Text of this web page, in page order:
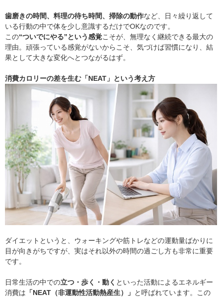
歯磨きの時間、料理の待ち時間、掃除の動作など、日々繰り返して
いる行動の中で体を少し意識するだけでOKなのです。
この“ついでにやる”という感覚こそが、無理なく継続できる最大の
理由。頑張っている感覚がないからこそ、気づけば習慣になり、結
果として大きな変化へとつながるはず。
消費カロリーの差を生む「NEAT」という考え方
ダイエットというと、ウォーキングや筋トレなどの運動量ばかりに
目が向きがちですが、実はそれ以外の時間の過ごし方も非常に重要
です。
日常生活の中での立つ・歩く・動く といった活動によるエネルギー
消費は 「NEAT（非運動性活動熱産生）」 と呼ばれています。この